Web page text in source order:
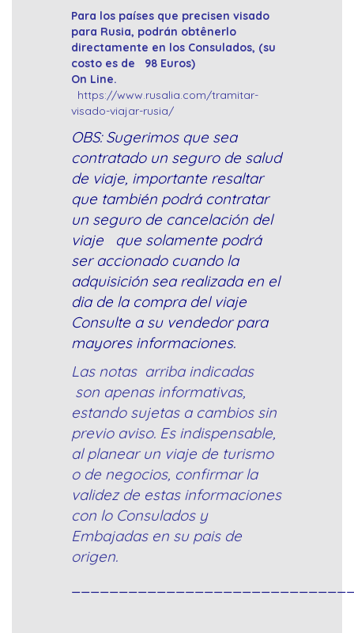
Para los países que precisen visado
para Rusia, podrán obtênerlo
directamente en los Consulados, (su
costo es de 98 Euros)
On Line.
https://www.rusalia.com/tramitar-
visado-viajar-rusia/
OBS: Sugerimos que sea
contratado un seguro de salud
de viaje, importante resaltar
que también podrá contratar
un seguro de cancelación del
viaje que solamente podrá
ser accionado cuando la
adquisición sea realizada en el
dia de la compra del viaje
Consulte a su vendedor para
mayores informaciones.
Las notas arriba indicadas
son apenas informativas,
estando sujetas a cambios sin
previo aviso. Es indispensable,
al planear un viaje de turismo
o de negocios, confirmar la
validez de estas informaciones
con lo Consulados y
Embajadas en su pais de
origen.